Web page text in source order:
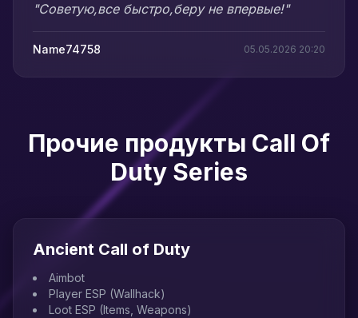
"Советую,все быстро,беру не впервые!"
Name74758 05.05.2026 20:20
Прочие продукты Call Of
Duty Series
Ancient Call of Duty
Aimbot
Player ESP (Wallhack)
Loot ESP (Items, Weapons)